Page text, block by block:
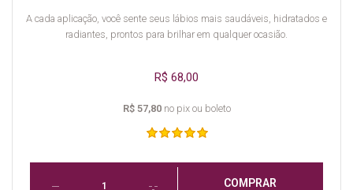
A cada aplicação, você sente seus lábios mais saudáveis, hidratados e
radiantes, prontos para brilhar em qualquer ocasião.
R$ 68,00
R$ 57,80no pix ou boleto
COMPRAR